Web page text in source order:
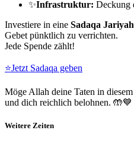
✨Infrastruktur: Deckung
Investiere in eine Sadaqa Jariyah
Gebet pünktlich zu verrichten.
Jede Spende zählt!
⭐Jetzt Sadaqa geben
Möge Allah deine Taten in
und dich reichlich belohnen. 🤲💙
Weitere Zeiten